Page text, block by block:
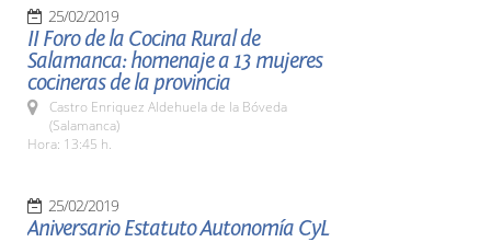
25/02/2019
II Foro de la Cocina Rural de
Salamanca: homenaje a 13 mujeres
cocineras de la provincia
Castro Enriquez Aldehuela de la Bóveda
(Salamanca)
Hora: 13:45 h.
25/02/2019
Aniversario Estatuto Autonomía CyL